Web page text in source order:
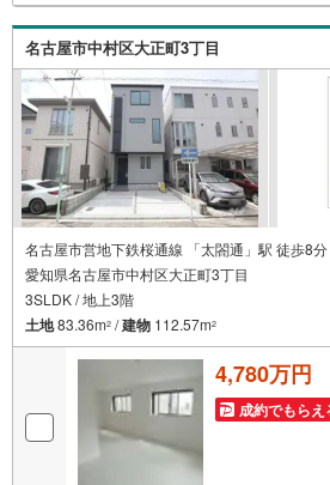
軽にご連絡下さい！現地を見学
を見学する（無料）」ボタンよ
ただけますとスムーズにご案内が
名古屋市中村区大正町3丁目
名古屋市営地下鉄桜通線 「太閤通」駅 徒歩8分
愛知県名古屋市中村区大正町3丁目
3SLDK / 地上3階
土地83.36m2 /建物 112.57m2
4,780万円
成約でもらえ